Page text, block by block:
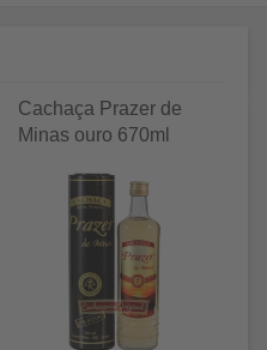
Cachaça Prazer de
Minas ouro 670ml